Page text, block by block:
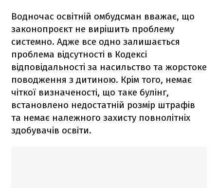
Водночас освітній омбудсман вважає, що
законопроєкт не вирішить проблему
системно. Адже все одно залишається
проблема відсутності в Кодексі
відповідальності за насильство та жорстоке
поводження з дитиною. Крім того, немає
чіткої визначеності, що таке булінг,
встановлено недостатній розмір штрафів
та немає належного захисту повнолітніх
здобувачів освіти.